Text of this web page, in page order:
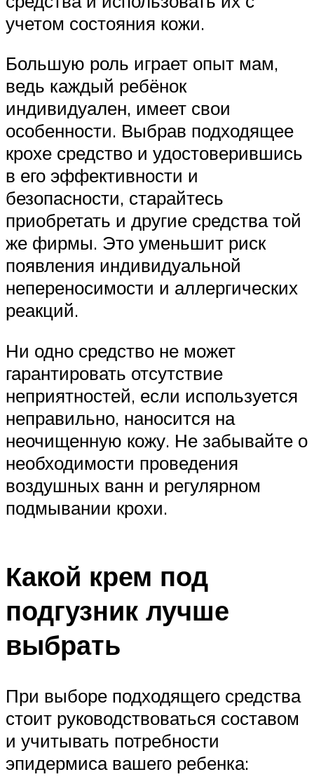
учетом состояния кожи.
Большую роль играет опыт мам,
ведь каждый ребёнок
индивидуален, имеет свои
особенности. Выбрав подходящее
крохе средство и удостоверившись
в его эффективности и
безопасности, старайтесь
приобретать и другие средства той
же фирмы. Это уменьшит риск
появления индивидуальной
непереносимости и аллергических
реакций.
Ни одно средство не может
гарантировать отсутствие
неприятностей, если используется
неправильно, наносится на
неочищенную кожу. Не забывайте о
необходимости проведения
воздушных ванн и регулярном
подмывании крохи.
Какой крем под
подгузник лучше
выбрать
При выборе подходящего средства
стоит руководствоваться составом
и учитывать потребности
эпидермиса вашего ребенка: